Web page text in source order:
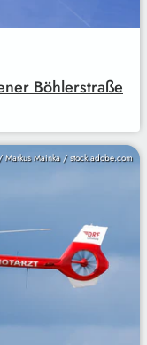
Böhlerstraße
Mainka / stock.adobe.com